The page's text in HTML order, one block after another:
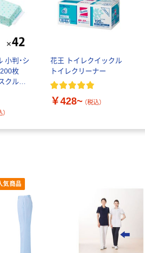
小判・シ
枚
クルオ
）
花王 トイレクイックル
トイレクリーナー
￥428~ （税込）
気商品